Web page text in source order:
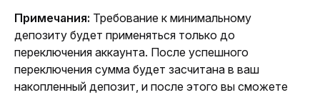
Примечания: Требование к минимальному
депозиту будет применяться только до
переключения аккаунта. После успешного
переключения сумма будет засчитана в ваш
накопленный депозит, и после этого вы сможете